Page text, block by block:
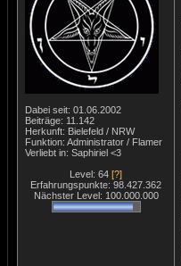
Dabei seit: 01.06.2002
Beiträge: 11.142
Herkunft: Bielefeld / NRW
Funktion: Administrator / Flamer
Verliebt in: Saphiriel <3
Level: 64 [?]
Erfahrungspunkte: 98.427.362
Nächster Level: 100.000.000